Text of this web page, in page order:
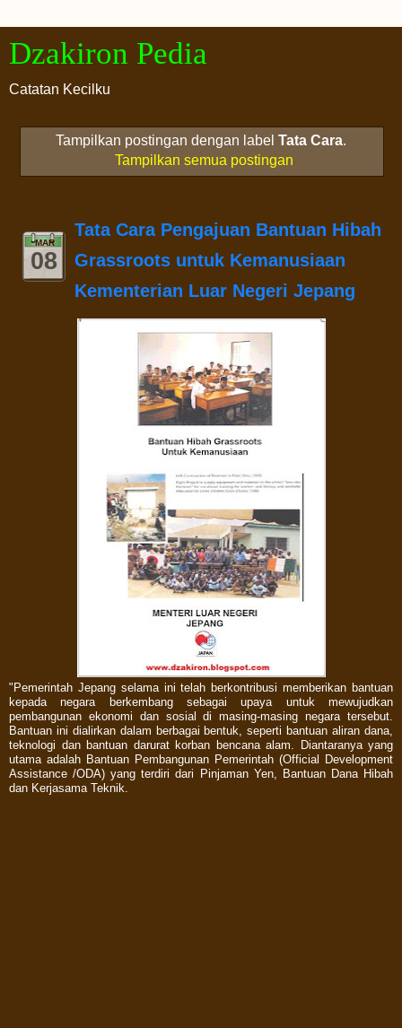
Dzakiron Pedia
Catatan Kecilku
Tampilkan postingan dengan label Tata Cara.
Tampilkan semua postingan
MAR
08
Tata Cara Pengajuan Bantuan Hibah
Grassroots untuk Kemanusiaan
Kementerian Luar Negeri Jepang
"Pemerintah Jepang selama ini telah berkontribusi memberikan bantuan
kepada negara berkembang sebagai upaya untuk mewujudkan
pembangunan ekonomi dan sosial di masing-masing negara tersebut.
Bantuan ini dialirkan dalam berbagai bentuk, seperti bantuan aliran dana,
teknologi dan bantuan darurat korban bencana alam. Diantaranya yang
utama adalah Bantuan Pembangunan Pemerintah (Official Development
Assistance /ODA) yang terdiri dari Pinjaman Yen, Bantuan Dana Hibah
dan Kerjasama Teknik.